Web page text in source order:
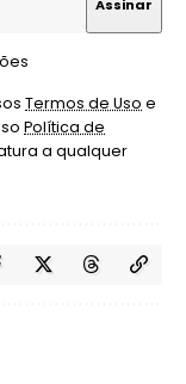
Termos de Uso e
Política de
a qualquer